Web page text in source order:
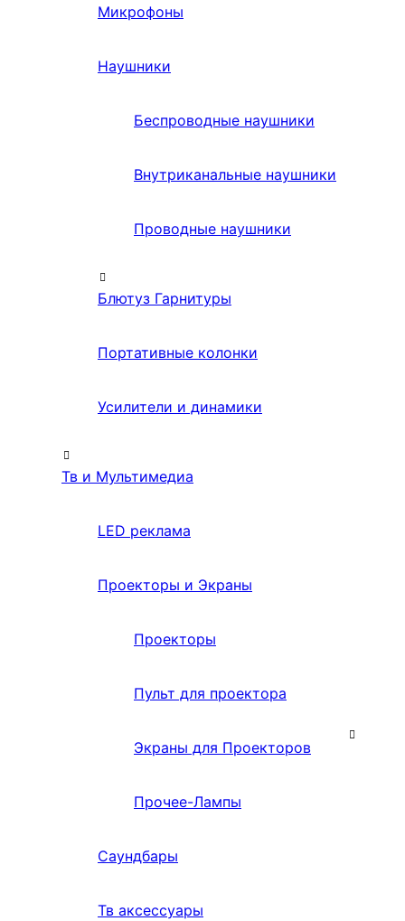
Микрофоны
Наушники
Беспроводные наушники
Внутриканальные наушники
Проводные наушники
Блютуз Гарнитуры
Портативные колонки
Усилители и динамики
Тв и Мультимедиа
LED реклама
Проекторы и Экраны
Проекторы
Пульт для проектора
Экраны для Проекторов
Прочее-Лампы
Саундбары
Тв аксессуары